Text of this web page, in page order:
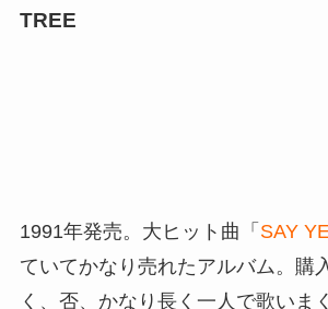
TREE
1991年発売。大ヒット曲「 SAY
ていてかなり売れたアルバム。購
く、否、かなり長く一人で歌いま